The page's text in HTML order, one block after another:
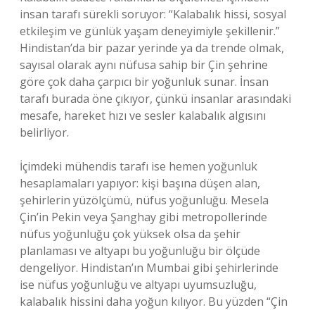
insan tarafı sürekli soruyor: “Kalabalık hissi, sosyal
etkileşim ve günlük yaşam deneyimiyle şekillenir.”
Hindistan’da bir pazar yerinde ya da trende olmak,
sayısal olarak aynı nüfusa sahip bir Çin şehrine
göre çok daha çarpıcı bir yoğunluk sunar. İnsan
tarafı burada öne çıkıyor, çünkü insanlar arasındaki
mesafe, hareket hızı ve sesler kalabalık algısını
belirliyor.
İçimdeki mühendis tarafı ise hemen yoğunluk
hesaplamaları yapıyor: kişi başına düşen alan,
şehirlerin yüzölçümü, nüfus yoğunluğu. Mesela
Çin’in Pekin veya Şanghay gibi metropollerinde
nüfus yoğunluğu çok yüksek olsa da şehir
planlaması ve altyapı bu yoğunluğu bir ölçüde
dengeliyor. Hindistan’ın Mumbai gibi şehirlerinde
ise nüfus yoğunluğu ve altyapı uyumsuzluğu,
kalabalık hissini daha yoğun kılıyor. Bu yüzden “Çin